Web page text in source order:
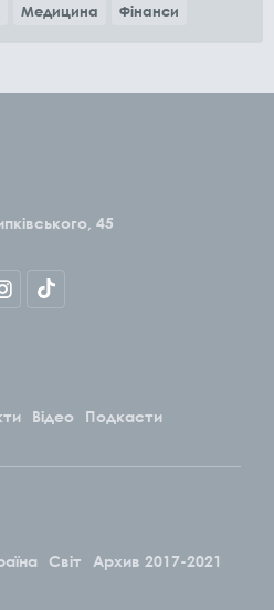
Медицина Фінанси
45
Відео
Подкасти
Світ Архив 2017-2021